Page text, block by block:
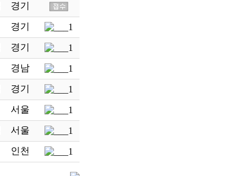
경기
경기
경기
경남
경기
서울
서울
인천